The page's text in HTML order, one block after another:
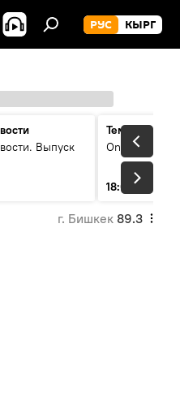
РУС КЫРГ
Выпуск
Тема дня
On air
18:07
г. Бишкек 89.3